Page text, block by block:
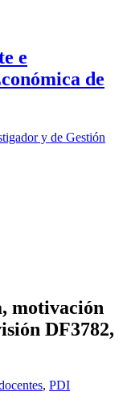
e
de
y de Gestión
motivación
DF3782,
, PDI